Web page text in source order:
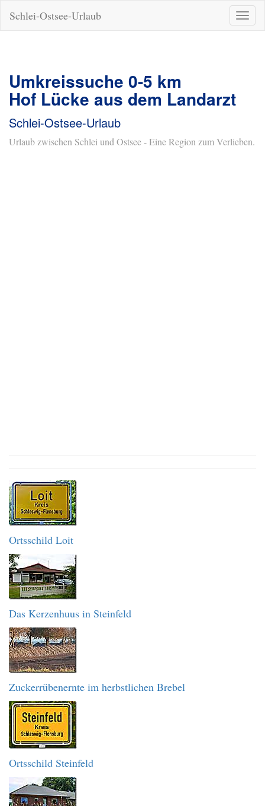
ein-/
Schlei-Ostsee-Urlaub
Umkreissuche 0-5 km
Hof Lücke aus dem Landarzt
Schlei-Ostsee-Urlaub
Urlaub zwischen Schlei und Ostsee - Eine Region zum Verlieben.
Ortsschild Loit
Das Kerzenhuus in Steinfeld
Zuckerrübenernte im herbstlichen Brebel
Ortsschild Steinfeld